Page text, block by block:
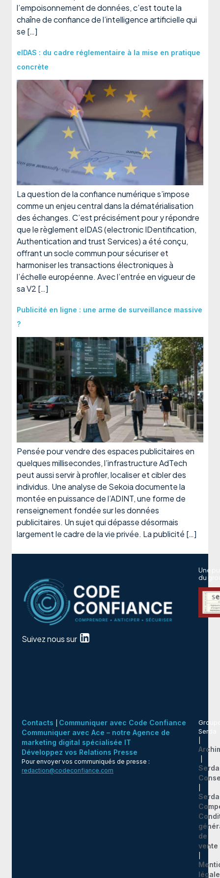
l’empoisonnement de données, c’est toute la
chaîne de confiance de l’intelligence artificielle qui
se […]
eIDAS : du cadre réglementaire à la mise en pratique
concrète
La question de la confiance numérique s’impose
comme un enjeu central dans la dématérialisation
des échanges. C’est précisément pour y répondre
que le règlement eIDAS (electronic IDentification,
Authentication and trust Services) a été conçu,
offrant un socle commun pour sécuriser et
harmoniser les transactions électroniques à
l’échelle européenne. Avec l’entrée en vigueur de
sa V2 […]
Publicité en ligne : une arme de surveillance massive
?
Pensée pour vendre des espaces publicitaires en
quelques millisecondes, l’infrastructure AdTech
peut aussi servir à profiler, localiser et cibler des
individus. Une analyse de Sekoia documente la
montée en puissance de l’ADINT, une forme de
renseignement fondée sur les données
publicitaires. Un sujet qui dépasse désormais
largement le cadre de la vie privée. La publicité […]
Suivez nous sur
Une
du
Contacts
Communiquer avec Code Confiance
Communiquer avec Ace – notre Agence de
marketing digital spécialisée IT
Développez vos Relations Presse
Pour envoyer vos communiqués de presse :
redaction@codeconfiance.com
Serda
Serda
Serda
de
vente